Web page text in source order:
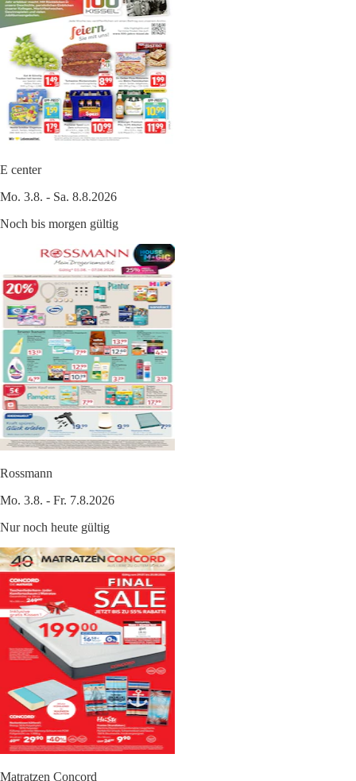
E center
Mo. 3.8. - Sa. 8.8.2026
Noch bis morgen gültig
Rossmann
Mo. 3.8. - Fr. 7.8.2026
Nur noch heute gültig
Matratzen Concord